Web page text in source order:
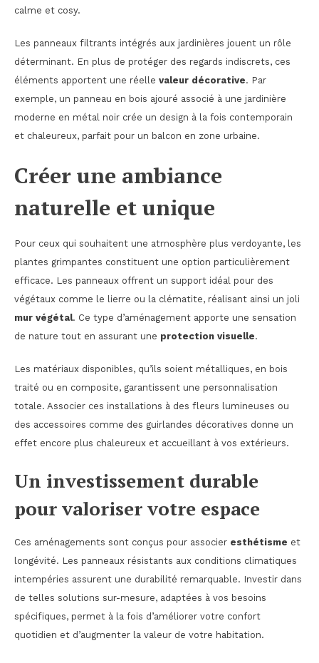
calme et cosy.
Les panneaux filtrants intégrés aux jardinières jouent un rôle
déterminant. En plus de protéger des regards indiscrets, ces
éléments apportent une réelle valeur décorative. Par
exemple, un panneau en bois ajouré associé à une jardinière
moderne en métal noir crée un design à la fois contemporain
et chaleureux, parfait pour un balcon en zone urbaine.
Créer une ambiance
naturelle et unique
Pour ceux qui souhaitent une atmosphère plus verdoyante, les
plantes grimpantes constituent une option particulièrement
efficace. Les panneaux offrent un support idéal pour des
végétaux comme le lierre ou la clématite, réalisant ainsi un joli
mur végétal. Ce type d’aménagement apporte une sensation
de nature tout en assurant une protection visuelle.
Les matériaux disponibles, qu’ils soient métalliques, en bois
traité ou en composite, garantissent une personnalisation
totale. Associer ces installations à des fleurs lumineuses ou
des accessoires comme des guirlandes décoratives donne un
effet encore plus chaleureux et accueillant à vos extérieurs.
Un investissement durable
pour valoriser votre espace
Ces aménagements sont conçus pour associer esthétisme et
longévité. Les panneaux résistants aux conditions climatiques
intempéries assurent une durabilité remarquable. Investir dans
de telles solutions sur-mesure, adaptées à vos besoins
spécifiques, permet à la fois d’améliorer votre confort
quotidien et d’augmenter la valeur de votre habitation.